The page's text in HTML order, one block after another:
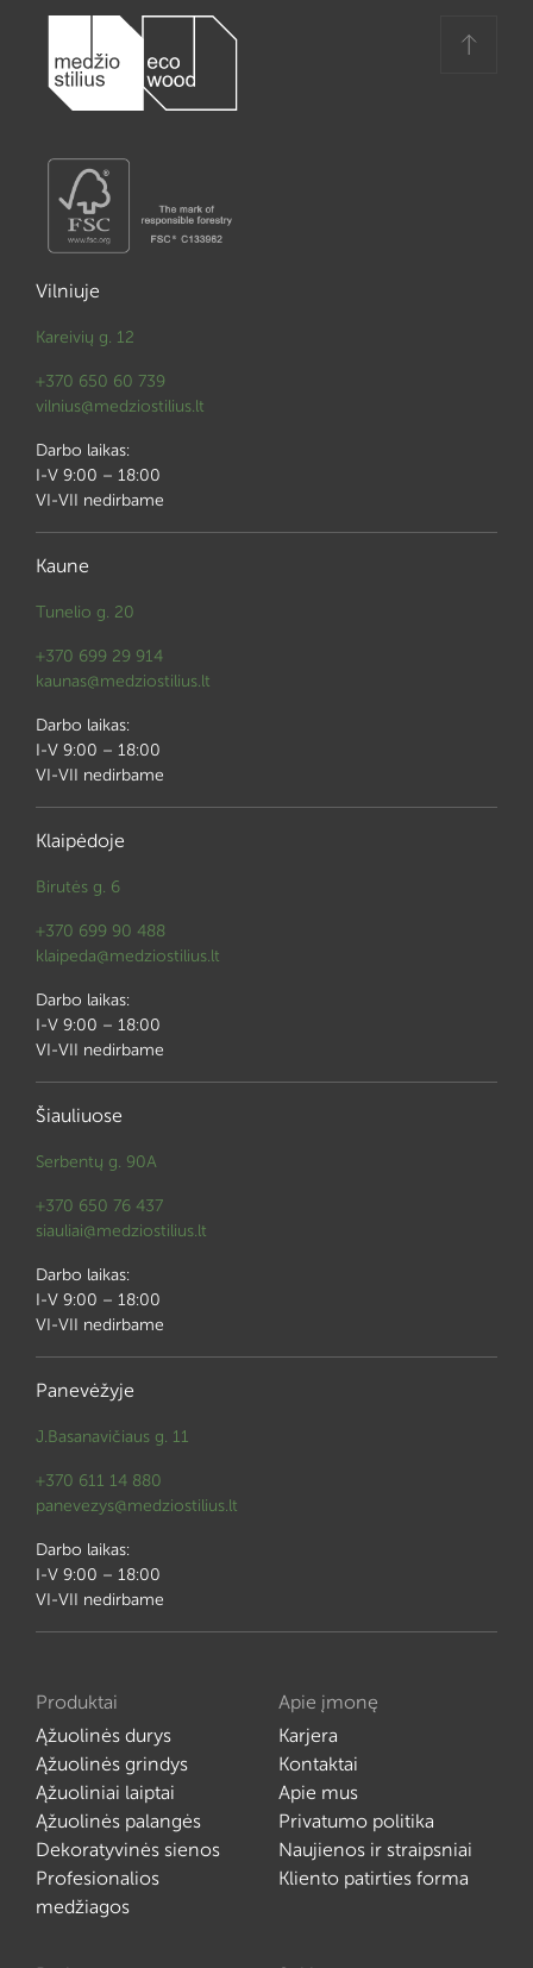
Vilniuje
Kareivių g. 12
+370 650 60 739
vilnius@medziostilius.lt
Darbo laikas:
I-V 9:00 – 18:00
VI-VII nedirbame
Kaune
Tunelio g. 20
+370 699 29 914
kaunas@medziostilius.lt
Darbo laikas:
I-V 9:00 – 18:00
VI-VII nedirbame
Klaipėdoje
Birutės g. 6
+370 699 90 488
klaipeda@medziostilius.lt
Darbo laikas:
I-V 9:00 – 18:00
VI-VII nedirbame
Šiauliuose
Serbentų g. 90A
+370 650 76 437
siauliai@medziostilius.lt
Darbo laikas:
I-V 9:00 – 18:00
VI-VII nedirbame
Panevėžyje
J.Basanavičiaus g. 11
+370 611 14 880
panevezys@medziostilius.lt
Darbo laikas:
I-V 9:00 – 18:00
VI-VII nedirbame
Produktai
Ąžuolinės durys
Ąžuolinės grindys
Ąžuoliniai laiptai
Ąžuolinės palangės
Dekoratyvinės sienos
Profesionalios
medžiagos
Apie įmonę
Karjera
Kontaktai
Apie mus
Privatumo politika
Naujienos ir straipsniai
Kliento patirties forma